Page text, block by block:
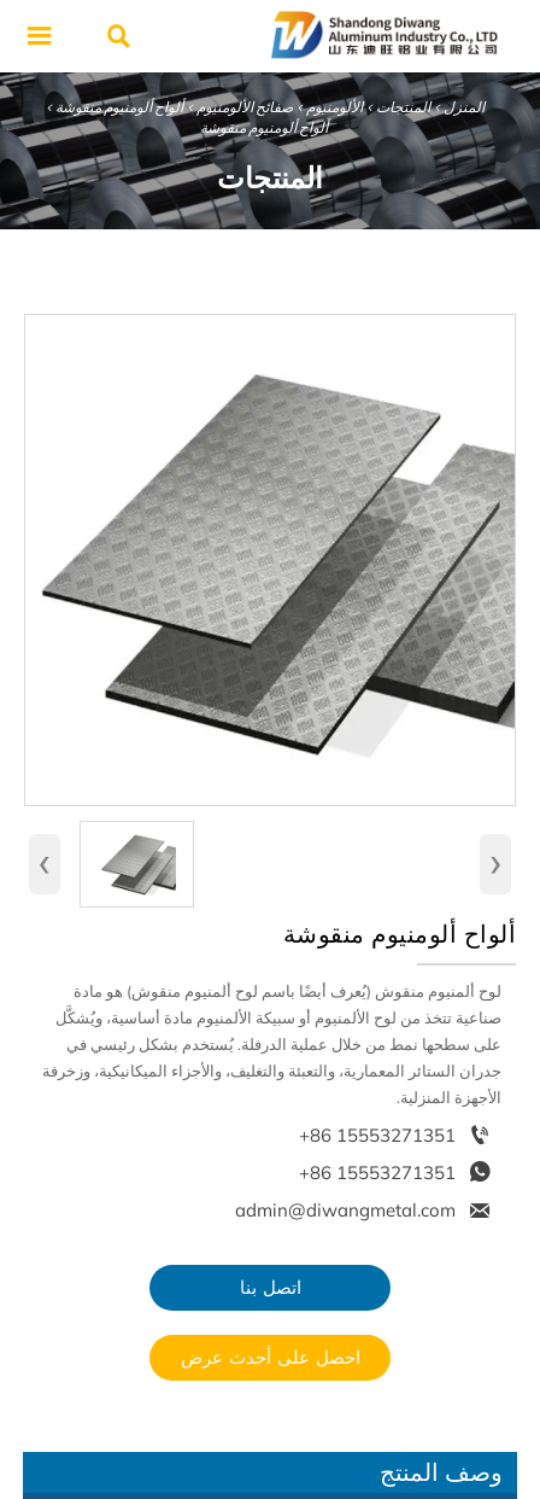


المنزل>المنتجات>الألومنيوم>صفائح الألومنيوم>ألواح ألومنيوم منقوشة>
ألواح ألومنيوم منقوشة
المنتجات
‹ ›
ألواح ألومنيوم منقوشة
لوح ألمنيوم منقوش (يُعرف أيضًا باسم لوح ألمنيوم منقوش) هو مادة
صناعية تتخذ من لوح الألمنيوم أو سبيكة الألمنيوم مادة أساسية، ويُشكَّل
على سطحها نمط من خلال عملية الدرفلة. يُستخدم بشكل رئيسي في
جدران الستائر المعمارية، والتعبئة والتغليف، والأجزاء الميكانيكية، وزخرفة
الأجهزة المنزلية.

+86 15553271351

+86 15553271351

admin@diwangmetal.com
اتصل بنا
احصل على أحدث عرض
وصف المنتج